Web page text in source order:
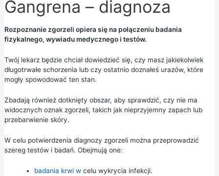
Gangrena – diagnoza
Rozpoznanie zgorzeli opiera się na połączeniu badania
fizykalnego, wywiadu medycznego i testów.
Twój lekarz będzie chciał dowiedzieć się, czy masz jakiekolwiek
długotrwałe schorzenia lub czy ostatnio doznałeś urazów, które
mogły spowodować ten stan.
Zbadają również dotknięty obszar, aby sprawdzić, czy nie ma
widocznych oznak zgorzeli, takich jak nieprzyjemny zapach lub
przebarwienie skóry.
W celu potwierdzenia diagnozy zgorzeli można przeprowadzić
szereg testów i badań. Obejmują one:
badania krwi wcelu wykrycia infekcji.